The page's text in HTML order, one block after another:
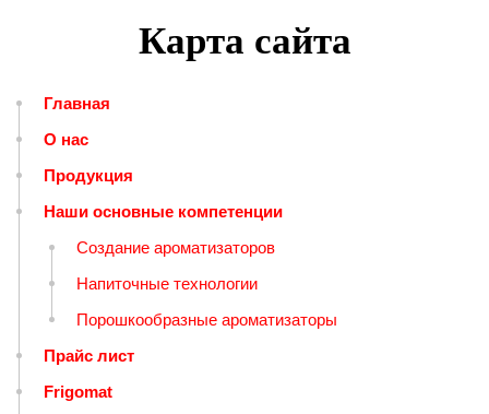
Карта сайта
Главная
О нас
Продукция
Наши основные компетенции
Создание ароматизаторов
Напиточные технологии
Порошкообразные ароматизаторы
Прайс лист
Frigomat